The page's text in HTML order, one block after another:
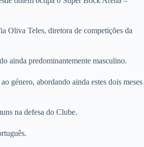
Oliva Teles, diretora de competições da
ainda predominantemente masculino.
género, abordando ainda estes dois meses
na defesa do Clube.